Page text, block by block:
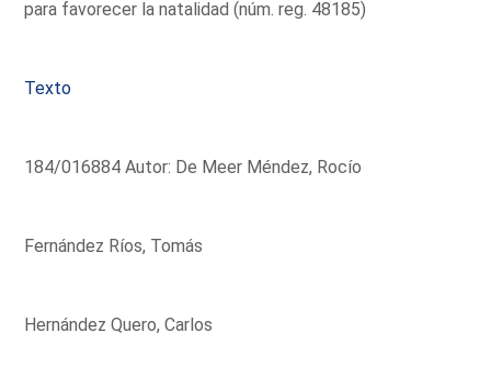
para favorecer la natalidad (núm. reg. 48185)
Texto
184/016884 Autor: De Meer Méndez, Rocío
Fernández Ríos, Tomás
Hernández Quero, Carlos